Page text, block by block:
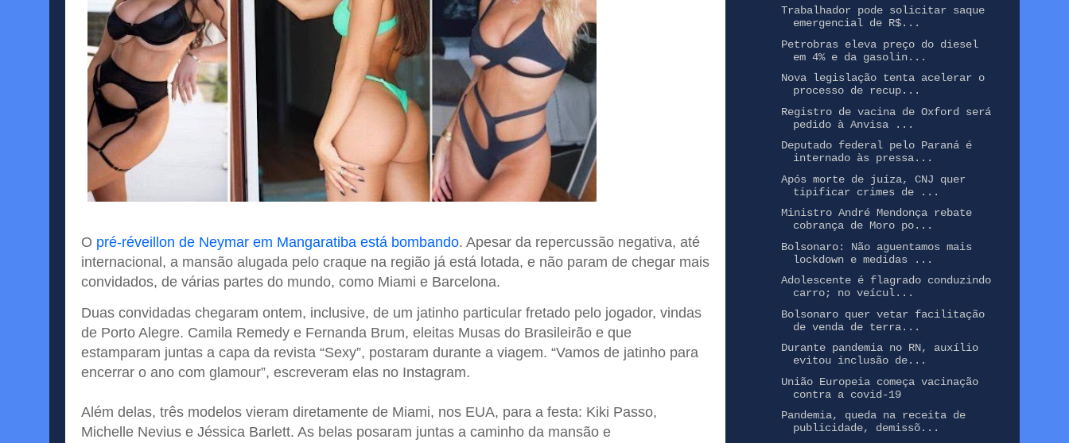
O pré-réveillon de Neymar em Mangaratiba está bombando. Apesar da repercussão negativa, até
internacional, a mansão alugada pelo craque na região já está lotada, e não param de chegar mais
convidados, de várias partes do mundo, como Miami e Barcelona.
Duas convidadas chegaram ontem, inclusive, de um jatinho particular fretado pelo jogador, vindas
de Porto Alegre. Camila Remedy e Fernanda Brum, eleitas Musas do Brasileirão e que
estamparam juntas a capa da revista “Sexy”, postaram durante a viagem. “Vamos de jatinho para
encerrar o ano com glamour”, escreveram elas no Instagram.
Além delas, três modelos vieram diretamente de Miami, nos EUA, para a festa: Kiki Passo,
Michelle Nevius e Jéssica Barlett. As belas posaram juntas a caminho da mansão e
Trabalhador pode solicitar saque
emergencial de R$...
Petrobras eleva preço do diesel
em 4% e da gasolin...
Nova legislação tenta acelerar o
processo de recup...
Registro de vacina de Oxford será
pedido à Anvisa ...
Deputado federal pelo Paraná é
internado às pressa...
Após morte de juíza, CNJ quer
tipificar crimes de ...
Ministro André Mendonça rebate
cobrança de Moro po...
Bolsonaro: Não aguentamos mais
lockdown e medidas ...
Adolescente é flagrado conduzindo
carro; no veícul...
Bolsonaro quer vetar facilitação
de venda de terra...
Durante pandemia no RN, auxílio
evitou inclusão de...
União Europeia começa vacinação
contra a covid-19
Pandemia, queda na receita de
publicidade, demissõ...